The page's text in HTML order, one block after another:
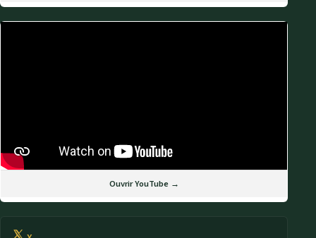
Ouvrir YouTube →